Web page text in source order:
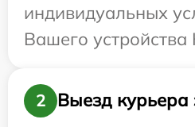
индивидуальных
Вашего устройства
2
Выезд курьера